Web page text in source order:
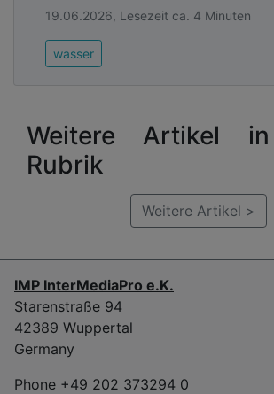
19.06.2026, Lesezeit ca. 4 Minuten
wasser
Weitere Artikel
Rubrik
Weitere Artikel >
IMP InterMediaPro e.K.
Starenstraße 94
42389 Wuppertal
Germany
Phone +49 202 373294 0